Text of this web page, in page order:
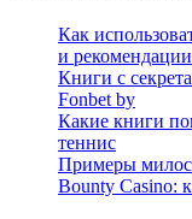
Как
и рекомендации
Книги с
Fonbet by
Какие книги
теннис
Примеры
Bounty Casino: